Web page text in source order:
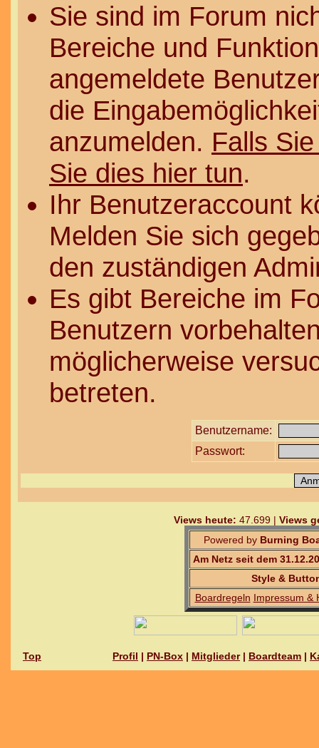
Sie sind im Forum
Bereiche und
angemeldete
die
anzumelden. Falls
Sie dies hier tun.
Ihr Benutzeraccount
Melden Sie sich
den zuständigen
Es gibt Bereiche im
Benutzern
möglicherweise
betreten.
Benutzername:
Passwort:
Views heute: 47.699 | Views
Powered by Burning
Am Netz seit dem
Style &
Boardregeln Impressum &
Top Profil | PN-Box | Mitglieder| Boardteam |